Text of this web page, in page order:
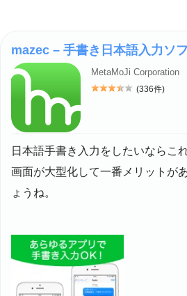
mazec – 手書き日本語入力ソ
MetaMoJi Corporation
評価: 3.5
(336件)
日本語手書き入力をしたいならこれ
画面が大型化して一番メリットが
ょうね。